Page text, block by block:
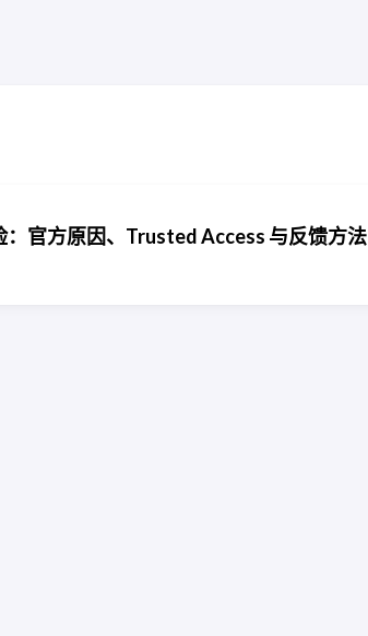
官方原因、Trusted Access 与反馈方法